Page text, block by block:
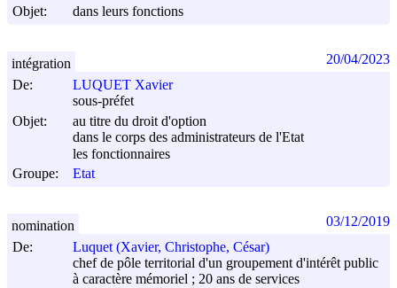
Objet:
dans leurs fonctions
De:
LUQUET Xavier
sous-préfet
Objet:
au titre du droit d'option
dans le corps des administrateurs de l'Etat
les fonctionnaires
Groupe:
Etat
intégration 20/04/2023
De:
Luquet (Xavier, Christophe, César)
chef de pôle territorial d'un groupement d'intérêt public
à caractère mémoriel ; 20 ans de services
nomination 03/12/2019